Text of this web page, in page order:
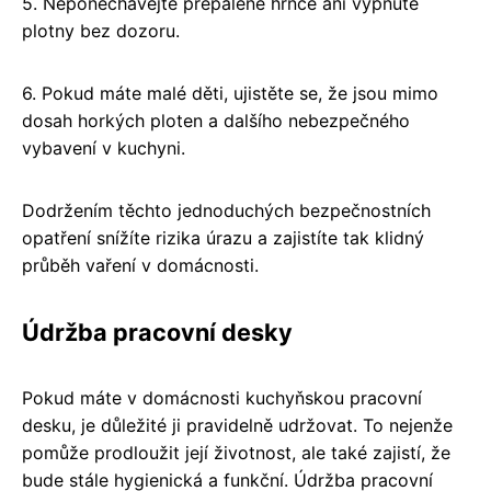
plotny bez dozoru.
6. Pokud máte malé děti, ujistěte se, že jsou mimo
dosah horkých ploten a dalšího nebezpečného
vybavení v kuchyni.
Dodržením těchto jednoduchých bezpečnostních
opatření snížíte rizika úrazu a zajistíte tak klidný
průběh vaření v domácnosti.
Údržba pracovní desky
Pokud máte v domácnosti kuchyňskou pracovní
desku, je důležité ji pravidelně udržovat. To nejenže
pomůže prodloužit její životnost, ale také zajistí, že
bude stále hygienická a funkční. Údržba pracovní